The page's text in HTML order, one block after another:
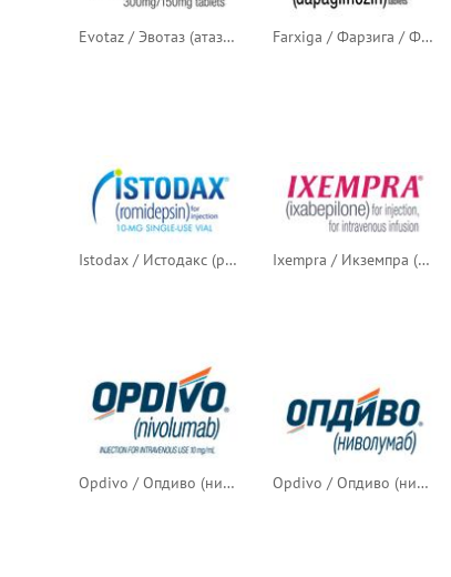
Evotaz / Эвотаз (атазанавир + кобицистат) Farxiga / Фарзига / Фарсига (дапаглифлозин)
Istodax / Истодакс (ромидепсин) Ixempra / Икземпра (иксабепилон) — новый логотип
Opdivo / Опдиво (ниволумаб) — новый логотип Opdivo / Опдиво (ниволумаб) — русский логотип